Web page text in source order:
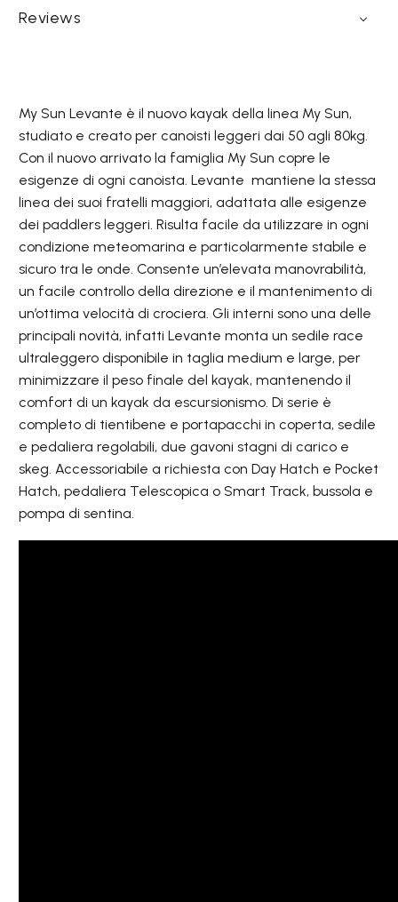
Reviews
My Sun Levante è il nuovo kayak della linea My Sun,
studiato e creato per canoisti leggeri dai 50 agli 80kg.
Con il nuovo arrivato la famiglia My Sun copre le
esigenze di ogni canoista. Levante mantiene la stessa
linea dei suoi fratelli maggiori, adattata alle esigenze
dei paddlers leggeri. Risulta facile da utilizzare in ogni
condizione meteomarina e particolarmente stabile e
sicuro tra le onde. Consente un’elevata manovrabilità,
un facile controllo della direzione e il mantenimento di
un’ottima velocità di crociera. Gli interni sono una delle
principali novità, infatti Levante monta un sedile race
ultraleggero disponibile in taglia medium e large, per
minimizzare il peso finale del kayak, mantenendo il
comfort di un kayak da escursionismo. Di serie è
completo di tientibene e portapacchi in coperta, sedile
e pedaliera regolabili, due gavoni stagni di carico e
skeg. Accessoriabile a richiesta con Day Hatch e Pocket
Hatch, pedaliera Telescopica o Smart Track, bussola e
pompa di sentina.